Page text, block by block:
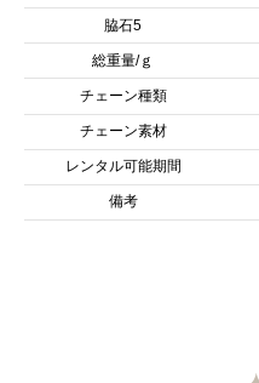
脇石5
総重量/ｇ
チェーン種類
チェーン素材
レンタル可能期間
備考